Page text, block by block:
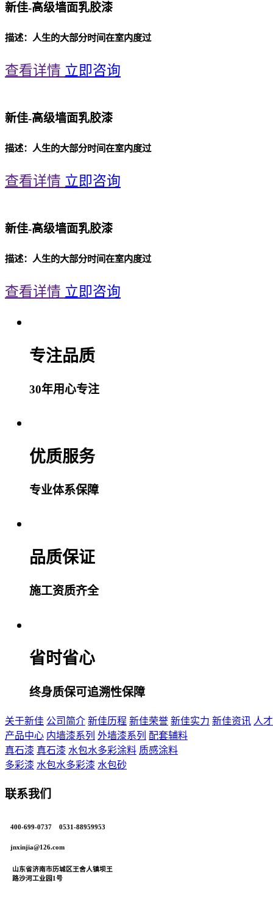
新佳-高级墙面乳胶漆
描述：人生的大部分时间在室内度过
查看详情 立即咨询
新佳-高级墙面乳胶漆
描述：人生的大部分时间在室内度过
查看详情 立即咨询
新佳-高级墙面乳胶漆
描述：人生的大部分时间在室内度过
查看详情 立即咨询
专注品质
30年用心专注
优质服务
专业体系保障
品质保证
施工资质齐全
省时省心
终身质保可追溯性保障
关于新佳 公司简介 新佳历程 新佳荣誉 新佳实力 新佳资讯 人
产品中心 内墙漆系列 外墙漆系列 配套辅料
真石漆 真石漆 水包水多彩涂料 质感涂料
多彩漆 水包水多彩漆 水包砂
联系我们
400-699-0737 0531-88959953
jnxinjia@126.com
山东省济南市历城区王舍人镇坝王
路沙河工业园1号